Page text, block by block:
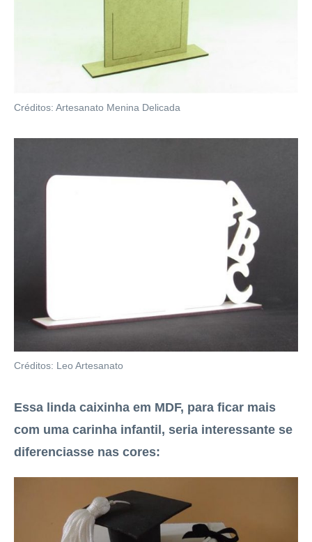
Créditos: Artesanato Menina Delicada
Créditos: Leo Artesanato
Essa linda caixinha em MDF, para ficar mais
com uma carinha infantil, seria interessante se
diferenciasse nas cores: